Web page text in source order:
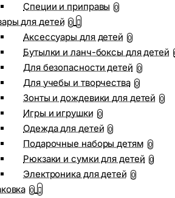
Специи и приправы 0
для детей 0
Аксессуары для детей 0
Бутылки и ланч-боксы для детей
Для безопасности детей 0
Для учебы и творчества 0
Зонты и дождевики для детей 0
Игры и игрушки 0
Одежда для детей 0
Подарочные наборы детям 0
Рюкзаки и сумки для детей 0
Электроника для детей 0
0